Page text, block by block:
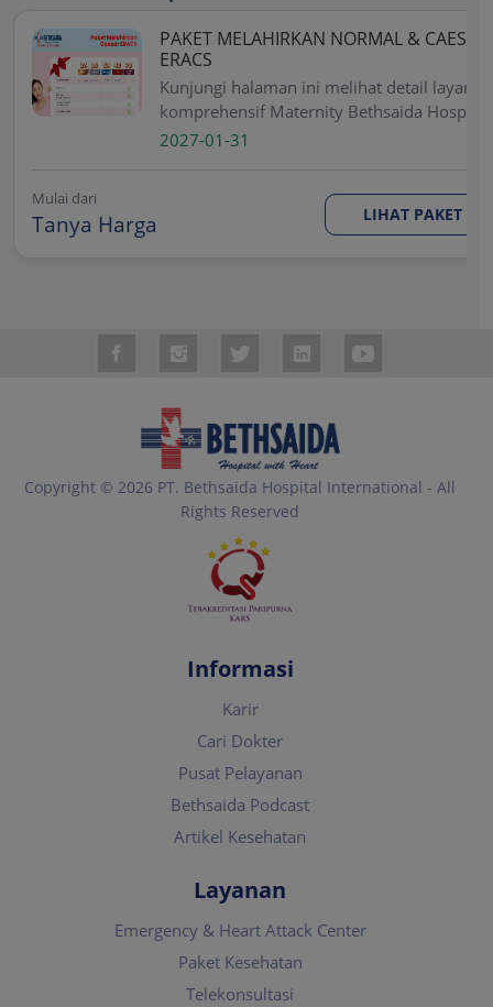
PAKET MELAHIRKAN NORMAL & CAESAR
ERACS
Kunjungi halaman ini melihat detail layanan
komprehensif Maternity Bethsaida Hospital,
mulai dari pemeriksaan antenatal,
2027-01-31
Mulai dari
Tanya Harga LIHAT PAKET
Copyright © 2026 PT. Bethsaida Hospital International - All
Rights Reserved
Informasi
Karir
Cari Dokter
Pusat Pelayanan
Bethsaida Podcast
Artikel Kesehatan
Layanan
Emergency & Heart Attack Center
Paket Kesehatan
Telekonsultasi